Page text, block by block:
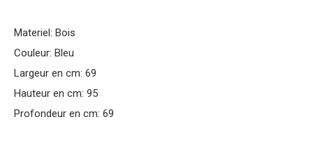
Materiel: Bois
Couleur: Bleu
Largeur en cm: 69
Hauteur en cm: 95
Profondeur en cm: 69